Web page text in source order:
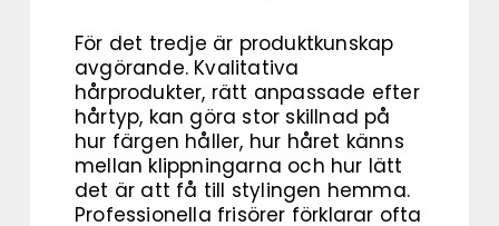
För det tredje är produktkunskap
avgörande. Kvalitativa
hårprodukter, rätt anpassade efter
hårtyp, kan göra stor skillnad på
hur färgen håller, hur håret känns
mellan klippningarna och hur lätt
det är att få till stylingen hemma.
Professionella frisörer förklarar ofta